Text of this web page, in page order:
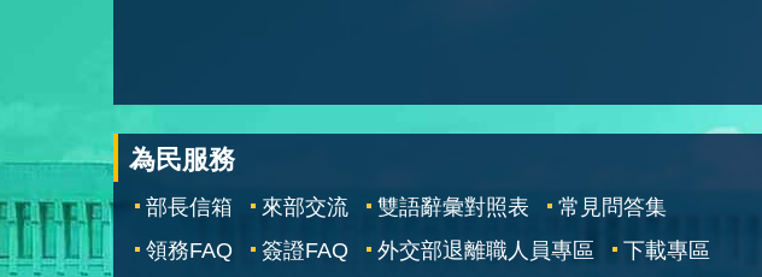
為民服務
部長信箱 來部交流 雙語辭彙對照表
常見問答集
領務FAQ
簽證FAQ 外交部退離職人員專區
下載專區